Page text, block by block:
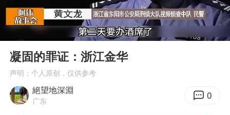
香港殿堂级填词人黎彼得因病离世 终年76岁
FIFA官方支持因凡蒂诺
弹药库存告急 美军补货难
如何把百年大党建设得更加坚强有力
Play
00:00 11:45
凝固的罪证：浙江金华
声明：个人原创，仅供参考
絕望地深淵
广东 0